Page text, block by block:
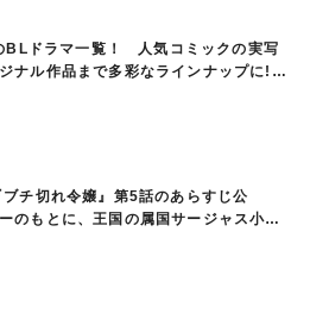
BLドラマ一覧！ 人気コミックの実写
ナル作品まで多彩なラインナップに!!
チ切れ令嬢』第5話のあらすじ公
のもとに、王国の属国サージャス小王